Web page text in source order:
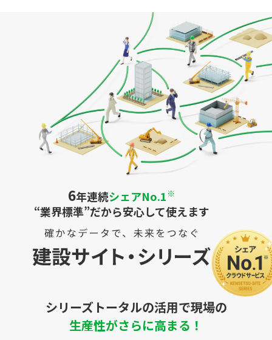
6年連続シェアNo.1 ※
“業界標準”だから安心して使えます
シリーズトータルの活用で現場の
生産性がさらに高まる！